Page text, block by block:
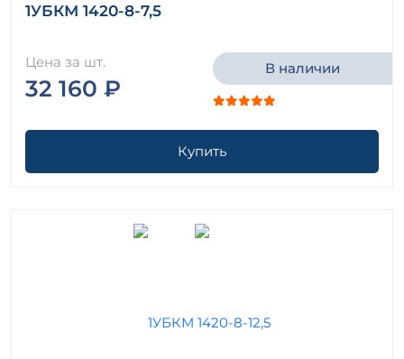
1УБКМ 1420-8-7,5
Цена за шт.
32 160 ₽
В наличии
Купить